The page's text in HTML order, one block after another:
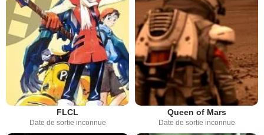
FLCL
Date de sortie inconnue
Queen of Mars
Date de sortie inconnue